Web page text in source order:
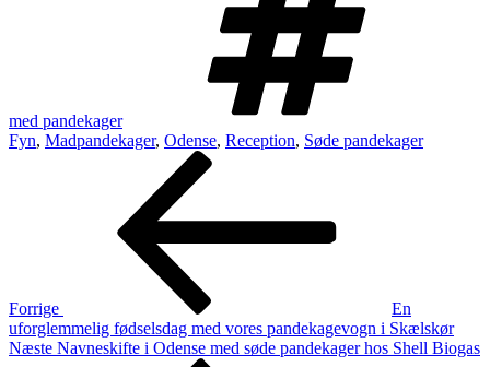
med pandekager
Fyn, Madpandekager, Odense, Reception, Søde pandekager
Indlægsnavigation
Forrige
En
uforglemmelig fødselsdag med vores pandekagevogn i Skælskør
Næste
Næste Navneskifte i Odense med søde pandekager hos Shell Biogas